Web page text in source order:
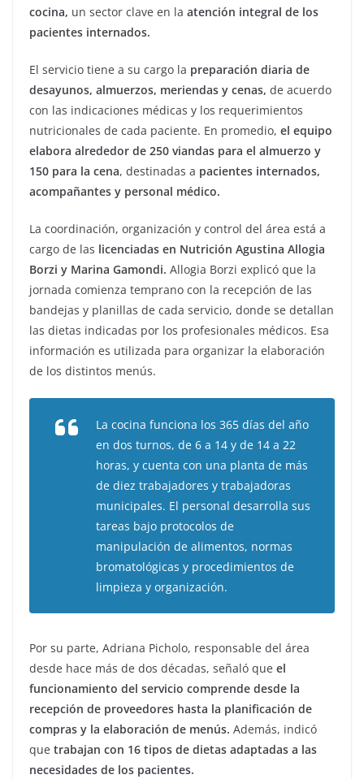
cocina, un sector clave en la atención integral de los
pacientes internados.
El servicio tiene a su cargo la preparación diaria de
desayunos, almuerzos, meriendas y cenas, de acuerdo
con las indicaciones médicas y los requerimientos
nutricionales de cada paciente. En promedio, el equipo
elabora alrededor de 250 viandas para el almuerzo y
150 para la cena, destinadas a pacientes internados,
acompañantes y personal médico.
La coordinación, organización y control del área está a
cargo de las licenciadas en Nutrición Agustina Allogia
Borzi y Marina Gamondi. Allogia Borzi explicó que la
jornada comienza temprano con la recepción de las
bandejas y planillas de cada servicio, donde se detallan
las dietas indicadas por los profesionales médicos. Esa
información es utilizada para organizar la elaboración
de los distintos menús.
La cocina funciona los 365 días del año
en dos turnos, de 6 a 14 y de 14 a 22
horas, y cuenta con una planta de más
de diez trabajadores y trabajadoras
municipales. El personal desarrolla sus
tareas bajo protocolos de
manipulación de alimentos, normas
bromatológicas y procedimientos de
limpieza y organización.
Por su parte, Adriana Picholo, responsable del área
desde hace más de dos décadas, señaló que el
funcionamiento del servicio comprende desde la
recepción de proveedores hasta la planificación de
compras y la elaboración de menús. Además, indicó
que trabajan con 16 tipos de dietas adaptadas a las
necesidades de los pacientes.